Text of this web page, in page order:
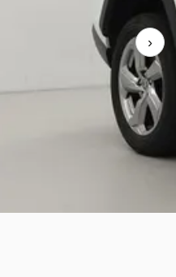
2020 · 143.397 km · Hybride ·
Van Gent Autobedrijf
583)
›